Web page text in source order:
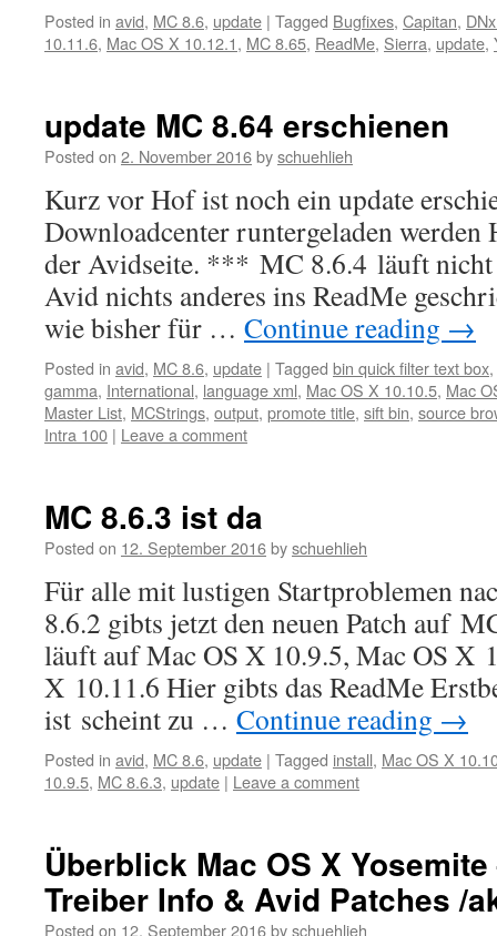
Posted in avid, MC 8.6, update | Tagged Bugfixes, Capitan,
10.11.6, Mac OS X 10.12.1, MC 8.65, ReadMe, Sierra, update,
update MC 8.64 erschienen
Posted on 2. November 2016byschuehlieh
Kurz vor Hof ist noch ein update
Downloadcenter runtergeladen werden
der Avidseite. *** MC 8.6.4 läuft nicht
Avid nichts anderes ins ReadMe
wie bisher für … Continue reading →
Posted in avid, MC 8.6, update | Tagged bin quick filter text box,
gamma, International, language xml, Mac OS X 10.10.5, Mac
Master List, MCStrings, output, promote title, sift bin, source
Intra 100 | Leave a comment
MC 8.6.3 ist da
Posted on 12. September 2016byschuehlieh
Für alle mit lustigen Startproblemen
8.6.2 gibts jetzt den neuen Patch auf
läuft auf Mac OS X 10.9.5, Mac OS X
X 10.11.6 Hier gibts das ReadMe
ist scheint zu … Continue reading →
Posted in avid, MC 8.6, update | Tagged install, Mac OS X
10.9.5, MC 8.6.3, update | Leave a comment
Überblick Mac OS X
Treiber Info & Avid Patches /
Posted on 12. September 2016byschuehlieh